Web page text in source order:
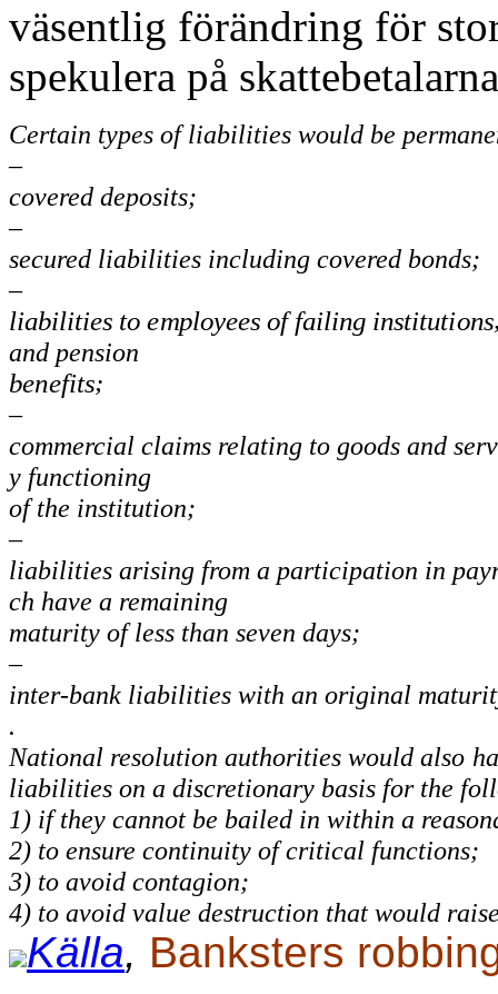
väsentlig förändring för
spekulera på
Certain types of liabilities would be
–
covered deposits;
–
secured liabilities including covered bonds;
–
liabilities to employees of failing
and pension
benefits;
–
commercial claims relating to goods and
y functioning
of the institution;
–
liabilities arising from a participation in
ch have a remaining
maturity of less than seven days;
–
inter-bank liabilities with an original
.
National resolution authorities would also
liabilities on a discretionary basis for the
1) if they cannot be bailed in within a
2) to ensure continuity of critical functions;
3) to avoid contagion;
4) to avoid value destruction that would
Källa, Banksters